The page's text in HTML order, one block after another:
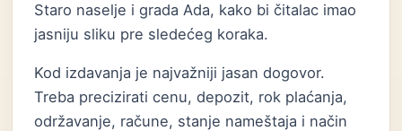
Staro naselje i grada Ada, kako bi čitalac imao
jasniju sliku pre sledećeg koraka.
Kod izdavanja je najvažniji jasan dogovor.
Treba precizirati cenu, depozit, rok plaćanja,
održavanje, račune, stanje nameštaja i način